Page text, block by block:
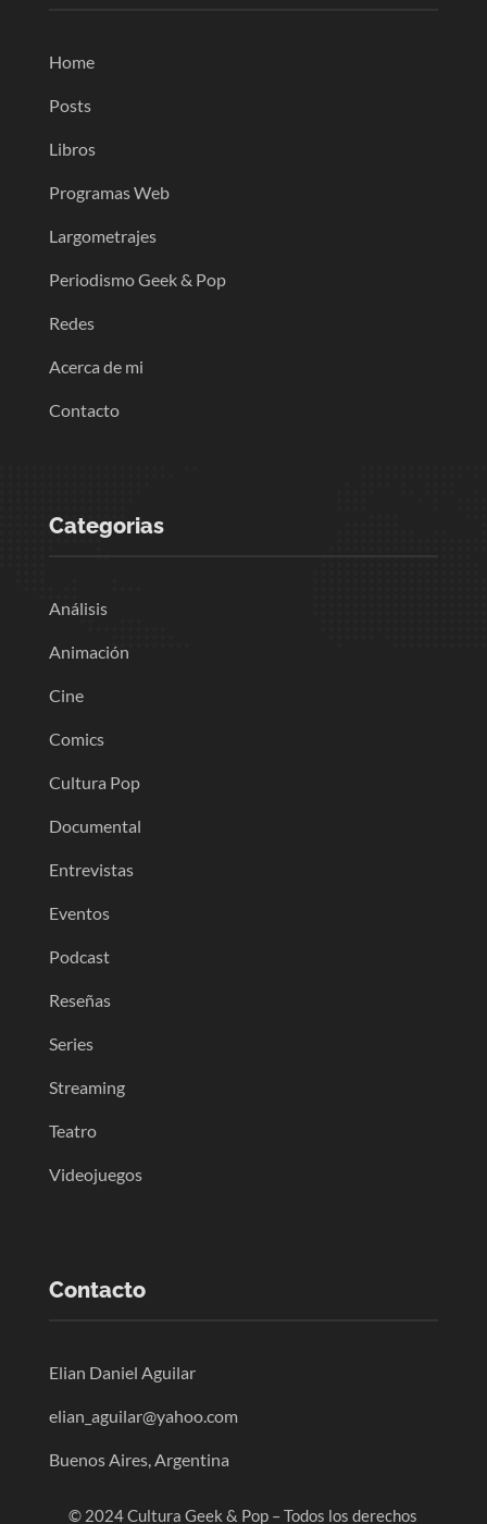
Home
Posts
Libros
Programas Web
Largometrajes
Periodismo Geek & Pop
Redes
Acerca de mi
Contacto
Categorias
Análisis
Animación
Cine
Comics
Cultura Pop
Documental
Entrevistas
Eventos
Podcast
Reseñas
Series
Streaming
Teatro
Videojuegos
Contacto
Elian Daniel Aguilar
elian_aguilar@yahoo.com
Buenos Aires, Argentina
© 2024 Cultura Geek & Pop – Todos los derechos